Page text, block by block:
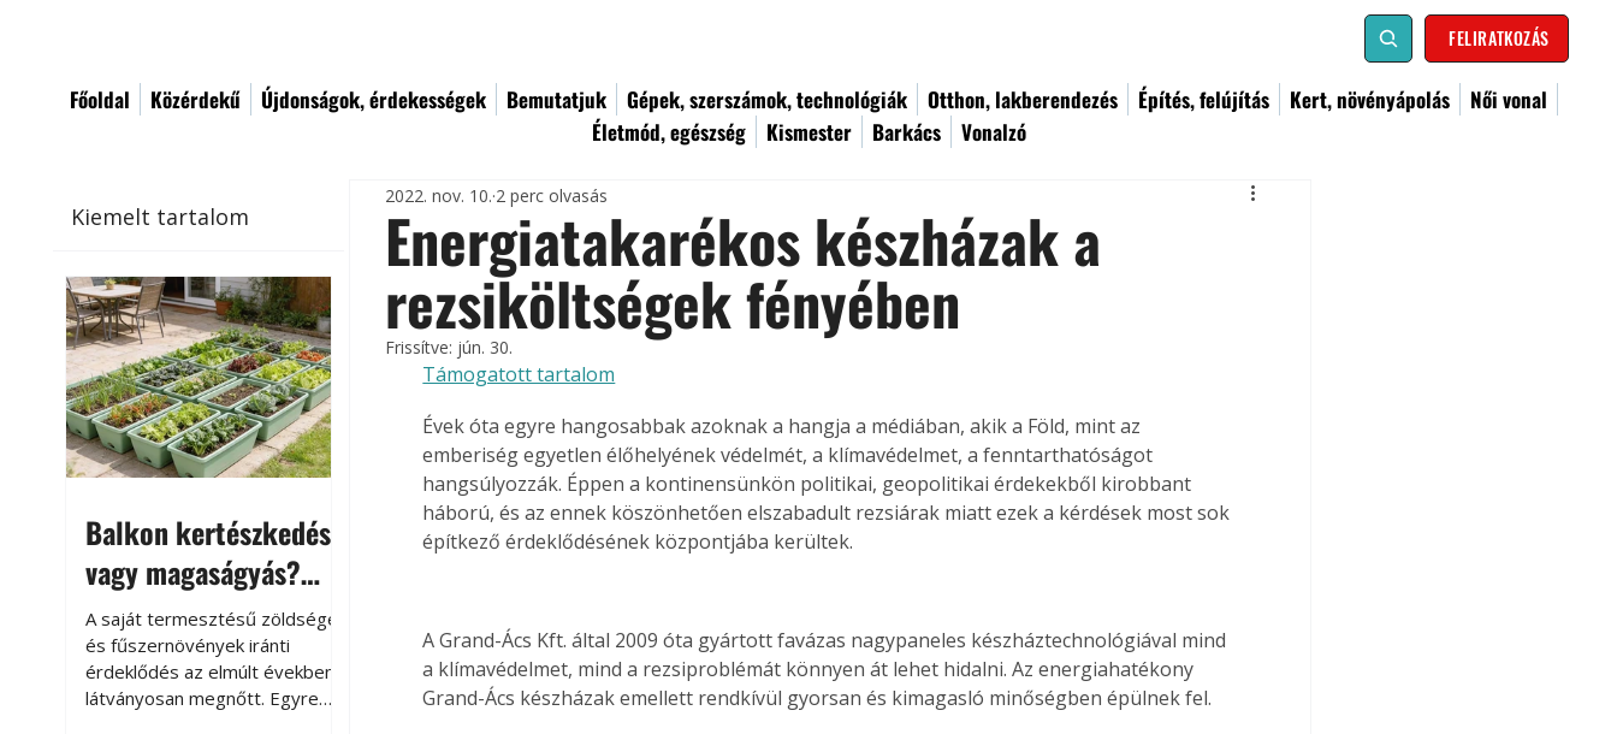
FELIRATKOZÁS
Főoldal Közérdekű Újdonságok, érdekességek Bemutatjuk Gépek, szerszámok, technológiák Otthon, lakberendezés Építés, felújítás Kert, növényápolás
Női vonal
Életmód, egészség
Kismester Barkács Vonalzó
Kiemelt tartalom
Balkon kertészkedés
vagy magaságyás?
Helytakarékos
kertészkedés
A saját termesztésű zöldségek
és fűszernövények iránti
érdeklődés az elmúlt években
látványosan megnőtt. Egyre
Energiatakarékos készházak a
rezsiköltségek fényében
2022. nov. 10. 2 perc olvasás
Frissítve: jún. 30.
Támogatott tartalom
Évek óta egyre hangosabbak azoknak a hangja a médiában, akik a Föld, mint az
emberiség egyetlen élőhelyének védelmét, a klímavédelmet, a fenntarthatóságot
hangsúlyozzák. Éppen a kontinensünkön politikai, geopolitikai érdekekből kirobbant
háború, és az ennek köszönhetően elszabadult rezsiárak miatt ezek a kérdések most sok
építkező érdeklődésének központjába kerültek.
A Grand-Ács Kft. által 2009 óta gyártott favázas nagypaneles készháztechnológiával mind
a klímavédelmet, mind a rezsiproblémát könnyen át lehet hidalni. Az energiahatékony
Grand-Ács készházak emellett rendkívül gyorsan és kimagasló minőségben épülnek fel.